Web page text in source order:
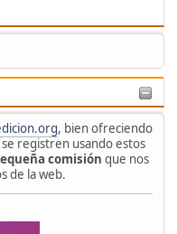
, bien ofreciendo
registren usando estos
comisión que nos
de la web.